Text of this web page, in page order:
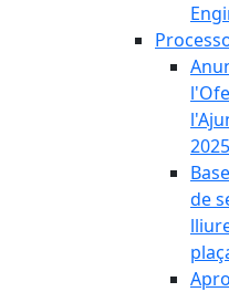
2025
de